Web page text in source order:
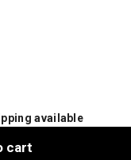
available
cart